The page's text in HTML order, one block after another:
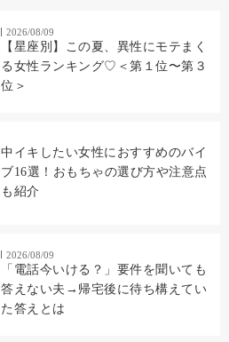
2026/08/09
【星座別】この夏、異性にモテまく
る女性ランキング♡＜第１位〜第３
位＞
中イキしたい女性におすすめのバイ
ブ16選！おもちゃの選び方や注意点
も紹介
2026/08/09
「電話今いける？」要件を聞いても
答えない夫→帰宅後に待ち構えてい
た答えとは